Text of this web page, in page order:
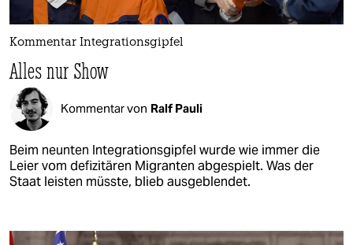
Kommentar Integrationsgipfel
Alles nur Show
Kommentar von Ralf Pauli
Beim neunten Integrationsgipfel wurde wie immer die
Leier vom defizitären Migranten abgespielt. Was der
Staat leisten müsste, blieb ausgeblendet.